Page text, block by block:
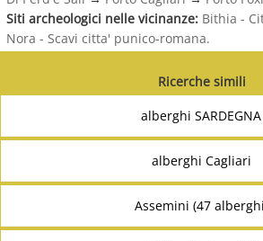
Siti archeologici nelle vicinanze: Bithia -
Nora - Scavi citta' punico-romana.
Ricerche simili
alberghi SARDEGNA
alberghi Cagliari
Assemini (47